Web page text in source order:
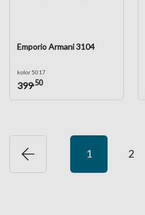
Emporio Armani 3104
kolor 5017
399,50
1 2